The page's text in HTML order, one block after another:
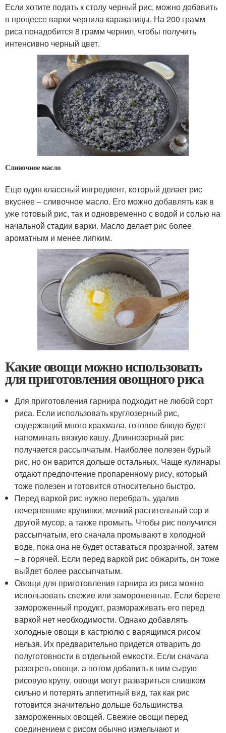
Если хотите подать к столу черный рис, можно добавить
в процессе варки чернила каракатицы. На 200 грамм
риса понадобится 8 грамм чернил, чтобы получить
интенсивно черный цвет.
Сливочное масло
Еще один классный ингредиент, который делает рис
вкуснее – сливочное масло. Его можно добавлять как в
уже готовый рис, так и одновременно с водой и солью на
начальной стадии варки. Масло делает рис более
ароматным и менее липким.
Какие овощи можно использовать
для приготовления овощного риса
Для приготовления гарнира подходит не любой сорт
риса. Если использовать круглозерный рис,
содержащий много крахмала, готовое блюдо будет
напоминать вязкую кашу. Длиннозерный рис
получается рассыпчатым. Наиболее полезен бурый
рис, но он варится дольше остальных. Чаще кулинары
отдают предпочтение пропаренному рису, который
тоже полезен и готовится относительно быстро.
Перед варкой рис нужно перебрать, удалив
почерневшие крупинки, мелкий растительный сор и
другой мусор, а также промыть. Чтобы рис получился
рассыпчатым, его сначала промывают в холодной
воде, пока она не будет оставаться прозрачной, затем
– в горячей. Если перед варкой рис обжарить, он тоже
выйдет более рассыпчатым.
Овощи для приготовления гарнира из риса можно
использовать свежие или замороженные. Если берете
замороженный продукт, размораживать его перед
варкой нет необходимости. Однако добавлять
холодные овощи в кастрюлю с варящимся рисом
нельзя. Их предварительно придется отварить до
полуготовности в отдельной емкости. Если сначала
разогреть овощи, а потом добавить к ним сырую
рисовую крупу, овощи могут развариться слишком
сильно и потерять аппетитный вид, так как рис
готовится значительно дольше большинства
замороженных овощей. Свежие овощи перед
соединением с рисом обычно измельчают и